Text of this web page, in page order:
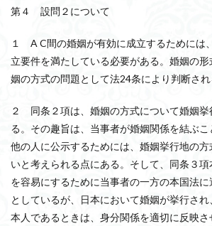
第４ 設問２について
１ A C間の婚姻が有効に成立するためには
立要件を満たしている必要がある。婚姻の
姻の方式の問題として法24条により判断され
２ 同条２項は、婚姻の方式について婚姻挙
る。その趣旨は、当事者が婚姻関係を結ぶ
他の人に公示するためには、婚姻挙行地の
いと考えられる点にある。そして、同条３
を容易にするために当事者の一方の本国法
としているが、日本において婚姻が挙行さ
本人であるときは、身分関係を適切に反映